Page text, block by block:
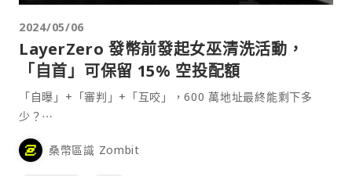
2024/05/06
LayerZero 發幣前發起女巫清洗活動，
「自首」可保留 15% 空投配額
「自曝」+「審判」+「互咬」，600 萬地址最終能剩下多
少？⋯
桑幣區識 Zombit